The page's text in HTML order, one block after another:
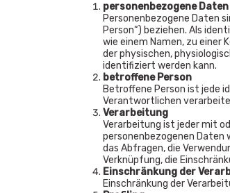
personenbezogene Daten
Personenbezogene Daten
Person“) beziehen. Als
wie einem Namen, zu einer
der physischen,
identifiziert werden kann.
betroffene Person
Betroffene Person ist jede
Verantwortlichen
Verarbeitung
Verarbeitung ist jeder mit
personenbezogenen Daten
das Abfragen, die
Verknüpfung, die
Einschränkung der
Einschränkung der